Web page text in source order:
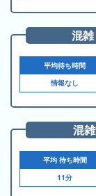
は
人
気
ラ
ン
キ
今
日
の
ラ
ン
キ
ン
グ
混
平均待ち時間
情報なし
混
平均 待ち時間
11分